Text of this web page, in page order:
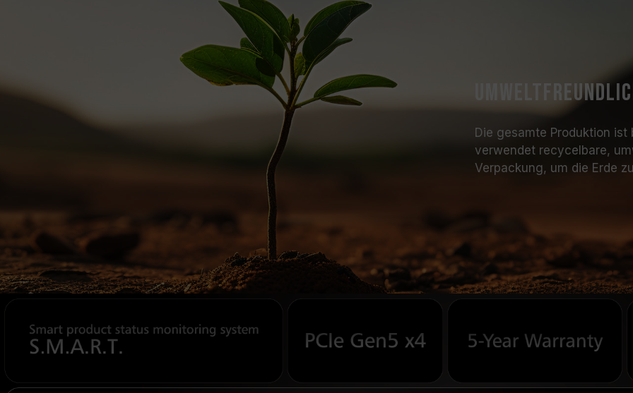
Die gesamte Produktion
verwendet recycelbare,
Verpackung, um die Erde